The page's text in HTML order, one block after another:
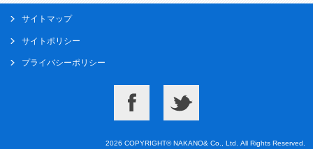
サイトマップ
サイトポリシー
プライバシーポリシー
2026 COPYRIGHT© NAKANO& Co., Ltd. All Rights Reserved.